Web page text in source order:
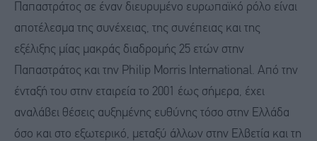
Παπαστράτος σε έναν διευρυμένο ευρωπαϊκό ρόλο είναι
αποτέλεσμα της συνέχειας, της συνέπειας και της
εξέλιξης μίας μακράς διαδρομής 25 ετών στην
Παπαστράτος και την Philip Morris International. Από την
ένταξή του στην εταιρεία το 2001 έως σήμερα, έχει
αναλάβει θέσεις αυξημένης ευθύνης τόσο στην Ελλάδα
όσο και στο εξωτερικό, μεταξύ άλλων στην Ελβετία και τη